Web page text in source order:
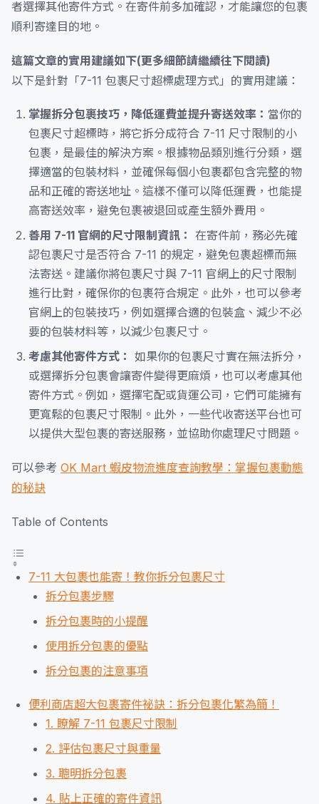
者選擇其他寄件方式。在寄件前多加確認，才能讓您的包裹
順利寄達目的地。
這篇文章的實用建議如下(更多細節請繼續往下閱讀)
以下是針對「7-11 包裹尺寸超標處理方式」的實用建議：
掌握拆分包裹技巧，降低運費並提升寄送效率： 當你的
包裹尺寸超標時，將它拆分成符合 7-11 尺寸限制的小
包裹，是最佳的解決方案。根據物品類別進行分類，選
擇適當的包裝材料，並確保每個小包裹都包含完整的物
品和正確的寄送地址。這樣不僅可以降低運費，也能提
高寄送效率，避免包裹被退回或產生額外費用。
善用 7-11 官網的尺寸限制資訊： 在寄件前，務必先確
認包裹尺寸是否符合 7-11 的規定，避免包裹超標而無
法寄送。建議你將包裹尺寸與 7-11 官網上的尺寸限制
進行比對，確保你的包裹符合規定。此外，也可以參考
官網上的包裝技巧，例如選擇合適的包裝盒、減少不必
要的包裝材料等，以減少包裹尺寸。
考慮其他寄件方式： 如果你的包裹尺寸實在無法拆分，
或選擇拆分包裹會讓寄件變得更麻煩，也可以考慮其他
寄件方式。例如，選擇宅配或貨運公司，它們可能擁有
更寬鬆的包裹尺寸限制。此外，一些代收寄送平台也可
以提供大型包裹的寄送服務，並協助你處理尺寸問題。
可以參考 OK Mart 蝦皮物流進度查詢教學：掌握包裹動態
的秘訣
Table of Contents
7-11 大包裹也能寄！教你拆分包裹尺寸
拆分包裹步驟
拆分包裹時的小提醒
使用拆分包裹的優點
拆分包裹的注意事項
便利商店超大包裹寄件祕訣：拆分包裹化繁為簡！
1. 瞭解 7-11 包裹尺寸限制
2. 評估包裹尺寸與重量
3. 聰明拆分包裹
4. 貼上正確的寄件資訊